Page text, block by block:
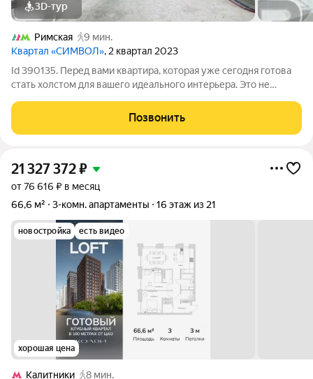
3D-тур
Римская
9 мин.
Квартал «СИМВОЛ», 2 квартал 2023
Id 390135. Перед вами квартира, которая уже сегодня готова
стать холстом для вашего идеального интерьера. Это не
спроектировать под себя. Квартира состоит из просторной
кухни-гостиной, трех
Позвонить
21 327 372₽
от 76 616 ₽ в месяц
66,6 м²
3-комн. апартаменты 16 этаж из 21
новостройка есть видео
хорошая цена
Калитники 8 мин.